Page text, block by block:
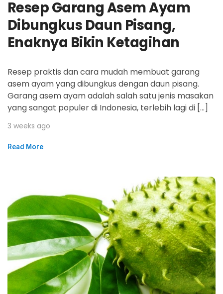
Resep Garang Asem Ayam
Dibungkus Daun Pisang,
Enaknya Bikin Ketagihan
Resep praktis dan cara mudah membuat garang
asem ayam yang dibungkus dengan daun pisang.
Garang asem ayam adalah salah satu jenis masakan
yang sangat populer di Indonesia, terlebih lagi di […]
3 weeks ago
Read More